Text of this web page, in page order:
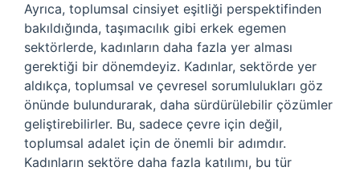
Ayrıca, toplumsal cinsiyet eşitliği perspektifinden
bakıldığında, taşımacılık gibi erkek egemen
sektörlerde, kadınların daha fazla yer alması
gerektiği bir dönemdeyiz. Kadınlar, sektörde yer
aldıkça, toplumsal ve çevresel sorumlulukları göz
önünde bulundurarak, daha sürdürülebilir çözümler
geliştirebilirler. Bu, sadece çevre için değil,
toplumsal adalet için de önemli bir adımdır.
Kadınların sektöre daha fazla katılımı, bu tür